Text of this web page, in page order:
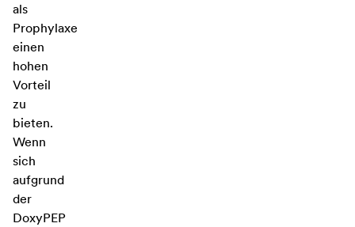
als
Prophylaxe
einen
hohen
Vorteil
zu
bieten.
Wenn
sich
aufgrund
der
DoxyPEP